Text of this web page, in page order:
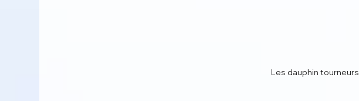
Les dauphin tourneurs